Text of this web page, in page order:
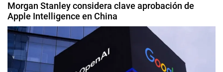
Morgan Stanley considera clave aprobación de
Apple Intelligence en China